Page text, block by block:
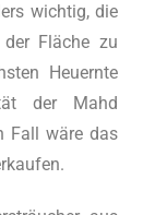
wichtig, die
Fläche zu
Heuernte
der Mahd
Fall wäre das